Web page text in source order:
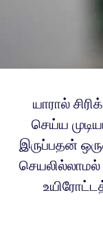
யாரால்
செய்ய
இருப்பதன்